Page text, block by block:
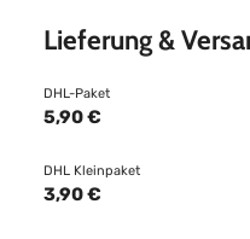
Lieferung &
DHL-Paket
5,90 €
DHL Kleinpaket
3,90 €